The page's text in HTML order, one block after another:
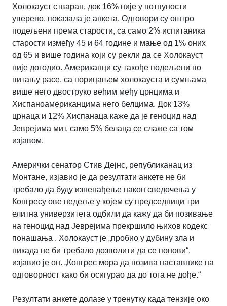
Холокауст стваран, док 16% није у потпуности
уверено, показала је анкета. Одговори су оштро
подељени према старости, са само 2% испитаника
старости између 45 и 64 године и мање од 1% оних
од 65 и више година који су рекли да се Холокауст
није догодио. Американци су такође подељени по
питању расе, са порицањем холокауста и сумњама
више него двоструко већим међу црнцима и
Хиспаноамериканцима него белцима. Док 13%
црнаца и 12% Хиспанаца каже да је геноцид над
Јеврејима мит, само 5% белаца се слаже са том
изјавом.
Амерички сенатор Стив Дејнс, републиканац из
Монтане, изјавио је да резултати анкете не би
требало да буду изненађење након сведочења у
Конгресу ове недеље у којем су председници три
елитна универзитета одбили да кажу да би позивање
на геноцид над Јеврејима прекршило њихов кодекс
понашања . Холокауст је „пробио у дубину зла и
никада не би требало дозволити да се понови“,
изјавио је он. „Конгрес мора да позива наставнике на
одговорност како би осигурао да до тога не дође.“
Резултати анкете долазе у тренутку када тензије око